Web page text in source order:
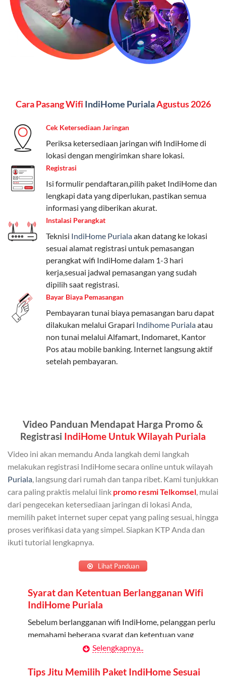
menginginkan internet, komunikasi, dan hiburan
(streaming & TV) dalam satu paket.
Paket Dynamic IP
keluarga, nelpon & SMS semua operator, dan akses
Kelebihan:
Cocok untuk pengguna yang membutuhkan
koneksi internet cepat dan stabil dengan fleksibilitas
kuota. Pilihan harga bervariasi sesuai kebutuhan.
Telkomsel One menyediakan pilihan paket yang
beragam, mulai dari paket hemat hingga premium.
Pengguna bisa memilih sesuai kebutuhan, baik untuk
internet, komunikasi, atau hiburan.
Paket Easy cocok untuk kebutuhan dasar, Paket
Complete untuk yang menginginkan fitur lengkap,
dan Paket Dynamic IP untuk pengguna yang
memprioritaskan kecepatan internet tinggi.
Paket Telkomsel One dengan Kuota Keluarga
Salah satu fitur unggulan Telkomsel One adalah Paket
Kuota Keluarga. Dengan kuota hingga 30 GB, Anda
bisa membagikan internet kepada anggota keluarga
atau teman tanpa perlu khawatir kehabisan kuota.
Admin (pelanggan utama) dan anggota yang terdaftar.
Admin dapat mendaftarkan hingga 5 anggota
keluarga atau teman untuk menggunakan kuota ini.
Berlaku Nasional
Kuota keluarga bisa digunakan di seluruh Indonesia
untuk jaringan 2G, 3G, dan 4G.
Kuota ini hanya bisa digunakan di dalam negeri.
Cara Menggunakan Kuota Keluarga
Daftarkan Anggota: Admin dapat mendaftarkan anggota
melalui aplikasi MyTelkomsel atau website Telkomsel One.
Bagikan Kuota: Setelah terdaftar, anggota bisa langsung
Cara Pasang Wifi IndiHome PurialaAgustus 2026
Cek Ketersediaan Jaringan
Periksa ketersediaan jaringan wifi IndiHome di
lokasi dengan mengirimkan share lokasi.
Registrasi
Isi formulir pendaftaran,pilih paket IndiHome dan
lengkapi data yang diperlukan, pastikan semua
informasi yang diberikan akurat.
Instalasi Perangkat
Teknisi IndiHome Purialaakan datang ke lokasi
sesuai alamat registrasi untuk pemasangan
perangkat wifi IndiHome dalam 1-3 hari
kerja,sesuai jadwal pemasangan yang sudah
dipilih saat registrasi.
Bayar Biaya Pemasangan
Pembayaran tunai biaya pemasangan baru dapat
dilakukan melalui Grapari Indihome Purialaatau
non tunai melalui Alfamart, Indomaret, Kantor
Pos atau mobile banking. Internet langsung aktif
setelah pembayaran.
Video Panduan Mendapat Harga Promo &
Registrasi IndiHome Untuk Wilayah Puriala
Video ini akan memandu Anda langkah demi langkah
melakukan registrasi IndiHome secara online untuk wilayah
Puriala , langsung dari rumah dan tanpa ribet. Kami tunjukkan
cara paling praktis melalui link promo resmi Telkomsel , mulai
dari pengecekan ketersediaan jaringan di lokasi Anda,
memilih paket internet super cepat yang paling sesuai, hingga
proses verifikasi data yang simpel. Siapkan KTP Anda dan
ikuti tutorial lengkapnya.
Lihat Panduan
Syarat dan Ketentuan Berlangganan Wifi
IndiHome Puriala
Sebelum berlangganan wifi IndiHome, pelanggan perlu
memahami beberapa syarat dan ketentuan yang
Kontrak Berlangganan
Selengkapnya..
Tips Jitu Memilih Paket IndiHome Sesuai